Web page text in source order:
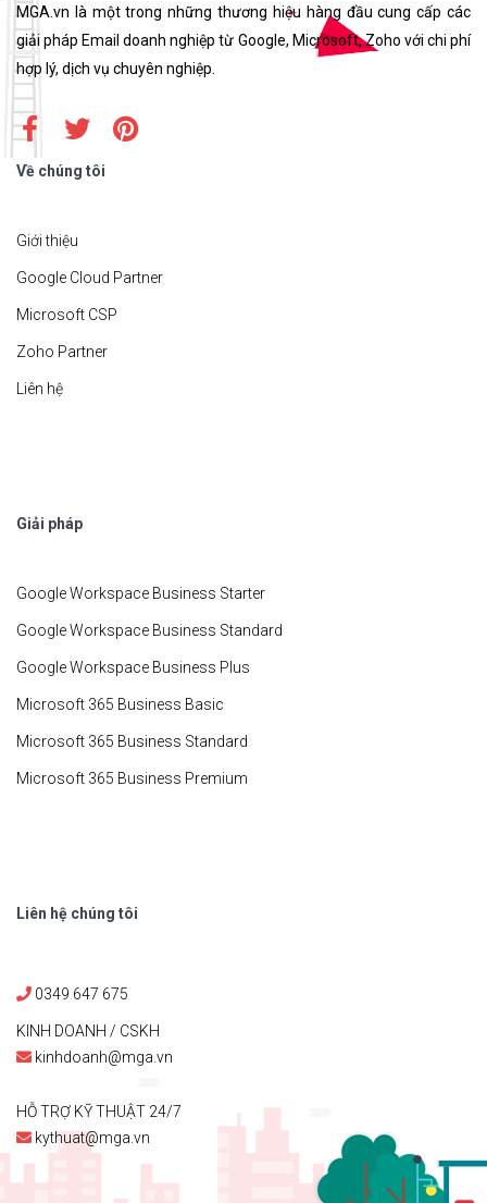
MGA.vn là một trong những thương hiệu hàng đầu cung cấp các
giải pháp Email doanh nghiệp từ Google, Microsoft, Zoho với chi phí
hợp lý, dịch vụ chuyên nghiệp.
Về chúng tôi
Giới thiệu
Google Cloud Partner
Microsoft CSP
Zoho Partner
Liên hệ
Giải pháp
Google Workspace Business Starter
Google Workspace Business Standard
Google Workspace Business Plus
Microsoft 365 Business Basic
Microsoft 365 Business Standard
Microsoft 365 Business Premium
Liên hệ chúng tôi
0349 647 675
KINH DOANH / CSKH
kinhdoanh@mga.vn
HỖ TRỢ KỸ THUẬT 24/7
kythuat@mga.vn